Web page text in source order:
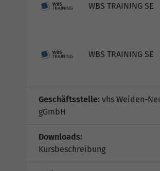
WBS TRAINING SE
WBS TRAINING SE
Geschäftsstelle: vhs Weiden-
gGmbH
Downloads:
Kursbeschreibung